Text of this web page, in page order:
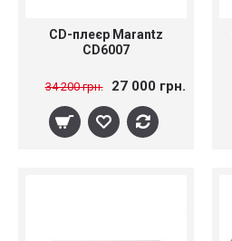
CD-плеєр Marantz
CD6007
34 200 грн. 27 000 грн.